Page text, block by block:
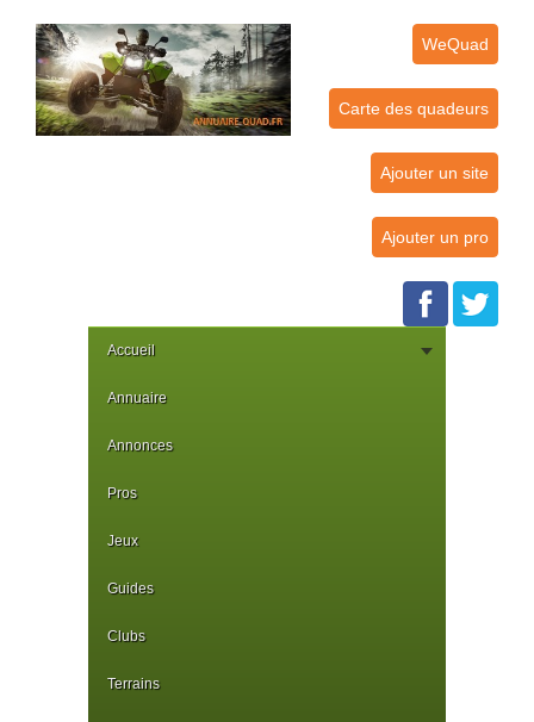
WeQuad
Carte des quadeurs
Ajouter un site
Ajouter un pro
Accueil
Annuaire
Annonces
Pros
Jeux
Guides
Clubs
Terrains